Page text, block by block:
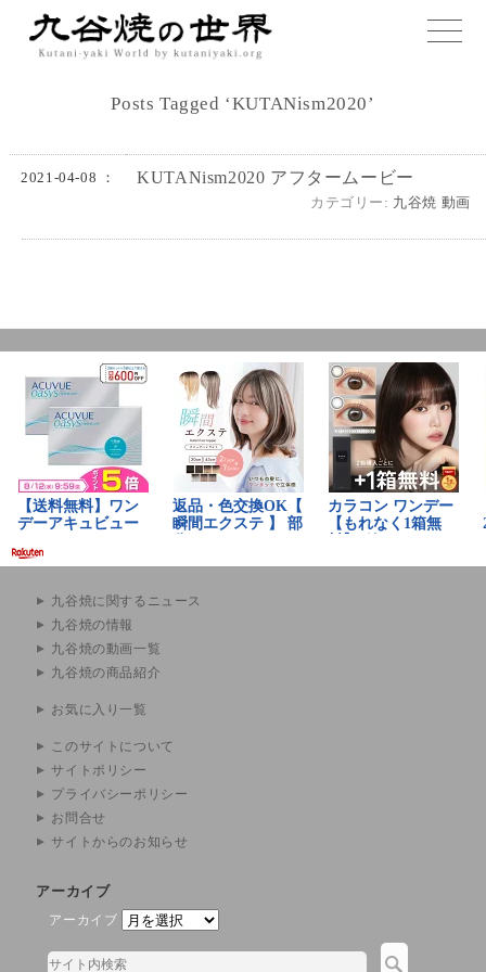
toggle
Posts Tagged ‘KUTANism2020’
2021-04-08 ： KUTANism2020 アフタームービー
カテゴリー: 九谷焼 動画
九谷焼に関するニュース
九谷焼の情報
九谷焼の動画一覧
九谷焼の商品紹介
お気に入り一覧
このサイトについて
サイトポリシー
プライバシーポリシー
お問合せ
サイトからのお知らせ
アーカイブ
アーカイブ